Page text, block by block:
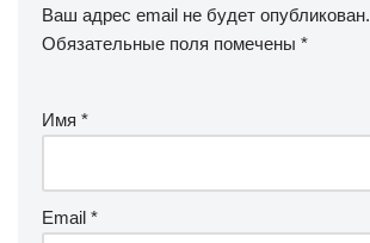
Ваш адрес email не будет опубликован.
Обязательные поля помечены *
Имя *
Email *